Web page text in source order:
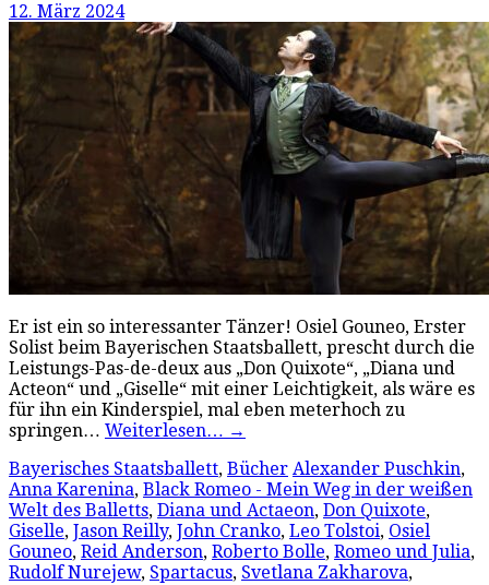
12. März 2024
Er ist ein so interessanter Tänzer! Osiel Gouneo, Erster
Solist beim Bayerischen Staatsballett, prescht durch die
Leistungs-Pas-de-deux aus „Don Quixote“, „Diana und
Acteon“ und „Giselle“ mit einer Leichtigkeit, als wäre es
für ihn ein Kinderspiel, mal eben meterhoch zu
springen… Weiterlesen… →
Bayerisches Staatsballett, Bücher Alexander Puschkin,
Anna Karenina, Black Romeo - Mein Weg in der weißen
Welt des Balletts, Diana und Actaeon, Don Quixote,
Giselle, Jason Reilly, John Cranko, Leo Tolstoi, Osiel
Gouneo, Reid Anderson, Roberto Bolle, Romeo und Julia,
Rudolf Nurejew, Spartacus, Svetlana Zakharova,